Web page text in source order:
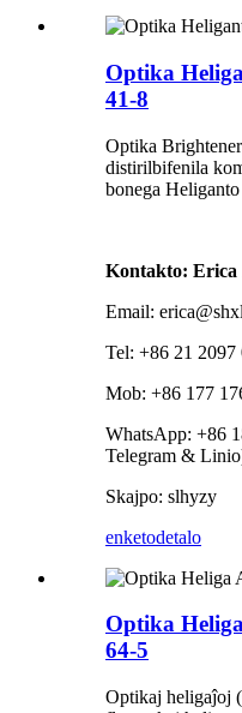
Optika
41-8
Optika
distirilbifenila
bonega
Kontakto: Erica
Email:
Tel: +86 21 2097
Mob: +86 177
WhatsApp: +86
Telegram &
Skajpo: slhyzy
enketodetalo
Optika
64-5
Optikaj heligaĵoj